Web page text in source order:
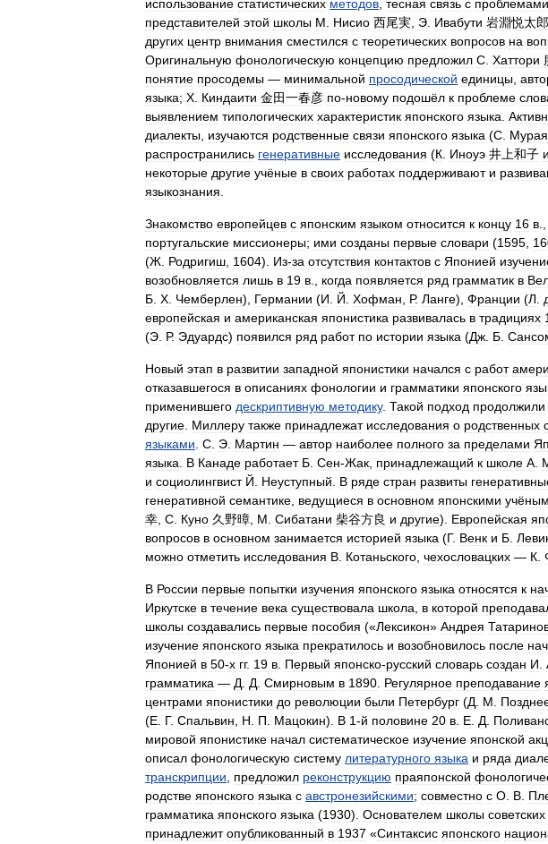
использование статистических методов тесная связь с проблемами
представителей этой школы М Нисио 西尾実 Э Ивабути 岩淵悦太郎
других центр внимания сместился с теоретических вопросов на
Оригинальную фонологическую концепцию предложил С Хаттори
понятие просодемы — минимальной просодической единицы
языка; Х Киндаити 金田一春彦 по-новому подошёл к проблеме
выявлением типологических характеристик японского языка
диалекты изучаются родственные связи японского языка (С
распространились генеративные исследования (К Иноуэ 井上和子 и
некоторые другие учёные в своих работах поддерживают и
языкознания
Знакомство европейцев с японским языком относится к концу 16 в
португальские миссионеры; ими созданы первые словари (1595
(Ж Родригиш 1604). Из-за отсутствия контактов с Японией
возобновляется лишь в 19 в когда появляется ряд грамматик в
Б Х Чемберлен), Германии (И Й Хофман Р. Ланге), Франции (Л
европейская и американская японистика развивалась в традициях
(Э Р. Эдуардс) появился ряд работ по истории языка (Дж Б
Новый этап в развитии западной японистики начался с работ
отказавшегося в описаниях фонологии и грамматики японского
применившего дескриптивную методику. Такой подход продолжили
другие Миллеру также принадлежат исследования о родственных
языками С Э Мартин — автор наиболее полного за пределами
языка
В Канаде работает Б Сен-Жак принадлежащий к школе А
и социолингвист Й Неуступный В ряде стран развиты
генеративной семантике ведущиеся в основном японскими
幸 С Куно 久野暲 М Сибатани 柴谷方良 и другие). Европейская
вопросов в основном занимается историей языка (Г. Венк и Б
можно отметить исследования В Котаньского чехословацких — К
В России первые попытки изучения японского языка относятся к
Иркутске в течение века существовала школа в которой
школы создавались первые пособия («Лексикон» Андрея
изучение японского языка прекратилось и возобновилось после
Японией в 50‑х гг. 19 в Первый японско-русский словарь создан И
грамматика — Д Д Смирновым в 1890 Регулярное преподавание
центрами японистики до революции были Петербург (Д М
(Е Г. Спальвин Н П Мацокин). В 1‑й половине 20 в Е Д
мировой японистике начал систематическое изучение японской
описал фонологическую систему литературного языка и ряда
транскрипции
предложил реконструкцию праяпонской
родстве японского языка с австронезийскими; совместно с О В
грамматика японского языка (1930). Основателем школы советских
принадлежит опубликованный в 1937 «Синтаксис японского